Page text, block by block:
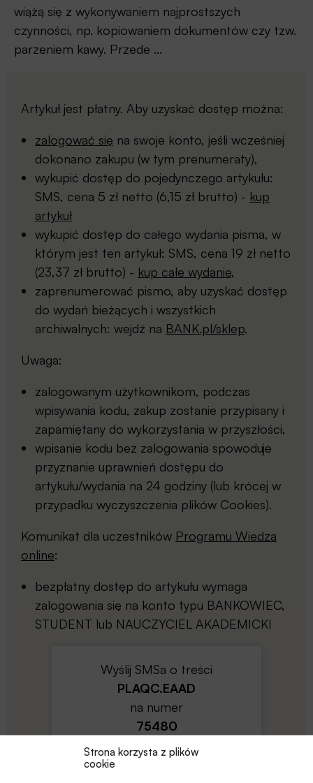
Strona korzysta z plików
cookie
wiążą się z wykonywaniem najprostszych
czynności, np. kopiowaniem dokumentów czy tzw.
parzeniem kawy. Przede ...
Artykuł jest płatny. Aby uzyskać dostęp można:
zalogować się na swoje konto, jeśli wcześniej
dokonano zakupu (w tym prenumeraty),
wykupić dostęp do pojedynczego artykułu:
SMS, cena 5 zł netto (6,15 zł brutto) - kup
artykuł
wykupić dostęp do całego wydania pisma, w
którym jest ten artykuł: SMS, cena 19 zł netto
(23,37 zł brutto) - kup całe wydanie,
zaprenumerować pismo, aby uzyskać dostęp
do wydań bieżących i wszystkich
archiwalnych: wejdź na BANK.pl/sklep.
Uwaga:
zalogowanym użytkownikom, podczas
wpisywania kodu, zakup zostanie przypisany i
zapamiętany do wykorzystania w przyszłości,
wpisanie kodu bez zalogowania spowoduje
przyznanie uprawnień dostępu do
artykułu/wydania na 24 godziny (lub krócej w
przypadku wyczyszczenia plików Cookies).
Komunikat dla uczestników Programu Wiedza
online:
bezpłatny dostęp do artykułu wymaga
zalogowania się na konto typu BANKOWIEC,
STUDENT lub NAUCZYCIEL AKADEMICKI
Wyślij SMSa o treści
PLAQC.EAAD
na numer
75480
Koszt wysłania SMSa to
netto (